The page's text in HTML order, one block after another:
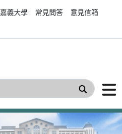
嘉義大學 常見問答 意見信箱
搜尋